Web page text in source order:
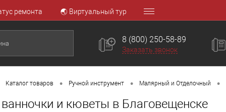
ремонта 🌏 Виртуальный тур
8 (800) 250-58-89
Заказать звонок
Каталог товаров • Ручной инструмент • Малярный и Отделочный •
и кюветы в Благовещенске